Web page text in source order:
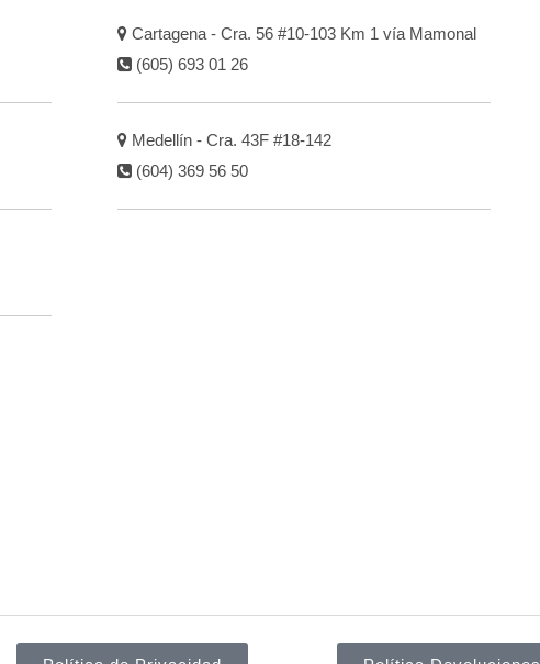
Cartagena - Cra. 56 #10-103 Km 1 vía Mamonal
(605) 693 01 26
Medellín - Cra. 43F #18-142
(604) 369 56 50